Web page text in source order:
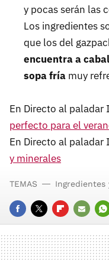
y pocas serán las
Los ingredientes
que los del
encuentra a
sopa fría muy
En Directo al paladar I
perfecto para el
En Directo al paladar I
y minerales
FACEBOOK
TWITTERFLIPBOARD
E-
MAIL
TEMAS Ingredientes